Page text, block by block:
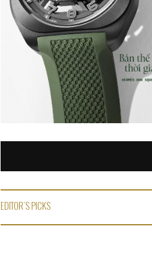
EDITOR'S PICKS